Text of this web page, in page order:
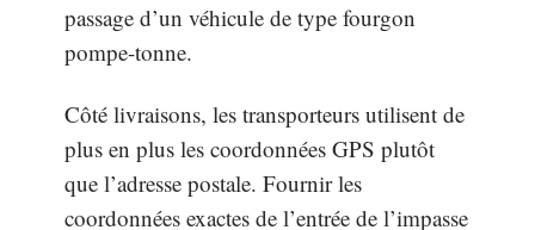
passage d’un véhicule de type fourgon
pompe-tonne.
Côté livraisons, les transporteurs utilisent de
plus en plus les coordonnées GPS plutôt
que l’adresse postale. Fournir les
coordonnées exactes de l’entrée de l’impasse